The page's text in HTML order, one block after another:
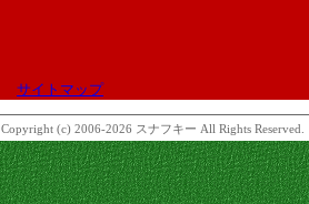
サイトマップ
Copyright (c) 2006-2026 スナフキー All Rights Reserved.